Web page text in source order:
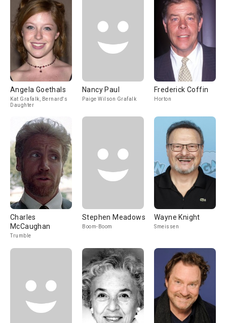
Angela Goethals
Kat Grafalk, Bernard's
Daughter
Nancy Paul
Paige Wilson Grafalk
Frederick Coffin
Horton
Charles
McCaughan
Trumble
Stephen Meadows
Boom-Boom
Wayne Knight
Smeissen